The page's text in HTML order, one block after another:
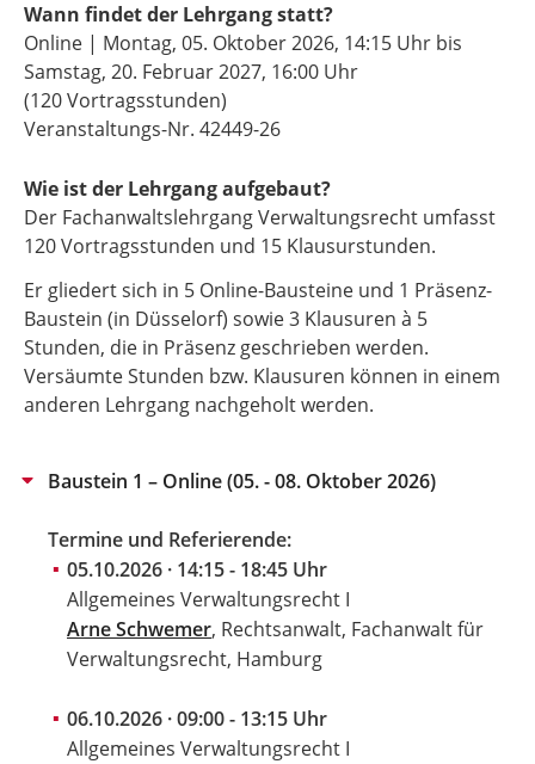
Wann findet der Lehrgang statt?
Online | Montag, 05. Oktober 2026, 14:15 Uhr bis
Samstag, 20. Februar 2027, 16:00 Uhr
(120 Vortragsstunden)
Veranstaltungs-Nr. 42449-26
Wie ist der Lehrgang aufgebaut?
Der Fachanwaltslehrgang Verwaltungsrecht umfasst
120 Vortragsstunden und 15 Klausurstunden.
Er gliedert sich in 5 Online-Bausteine und 1 Präsenz-
Baustein (in Düsselorf) sowie 3 Klausuren à 5
Stunden, die in Präsenz geschrieben werden.
Versäumte Stunden bzw. Klausuren können in einem
anderen Lehrgang nachgeholt werden.
Baustein 1 – Online (05. - 08. Oktober 2026)
Termine und Referierende:
05.10.2026 · 14:15 - 18:45 Uhr
Allgemeines Verwaltungsrecht I
Arne Schwemer, Rechtsanwalt, Fachanwalt für
Verwaltungsrecht, Hamburg
06.10.2026 · 09:00 - 13:15 Uhr
Allgemeines Verwaltungsrecht I